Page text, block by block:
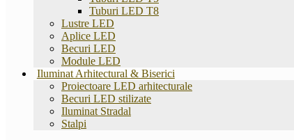
Tuburi LED T8
Lustre LED
Aplice LED
Becuri LED
Module LED
Iluminat Arhitectural & Biserici
Proiectoare LED arhitecturale
Becuri LED stilizate
Iluminat Stradal
Stalpi